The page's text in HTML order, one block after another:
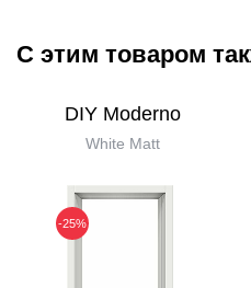
С этим товаром
DIY Moderno
White Matt
-25%